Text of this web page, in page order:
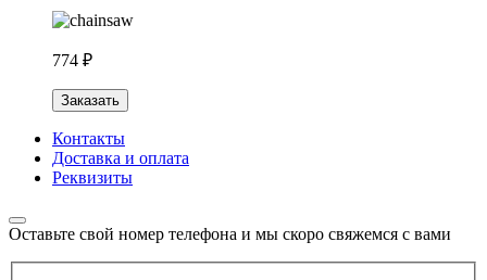
774 ₽
Заказать
Контакты
Доставка и оплата
Реквизиты
Оставьте свой номер телефона и мы скоро свяжемся с вами